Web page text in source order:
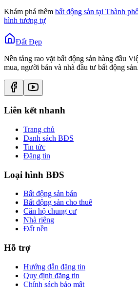
Khám phá thêm bất động sản tại Thành
hình tương tự
Đất Đẹp
Nền tảng rao vặt bất động sản hàng đầu
mua, người bán và nhà đầu tư bất động sản.
Liên kết nhanh
Trang chủ
Danh sách BĐS
Tin tức
Đăng tin
Loại hình BĐS
Bất động sản bán
Bất động sản cho thuê
Căn hộ chung cư
Nhà riêng
Đất nền
Hỗ trợ
Hướng dẫn đăng tin
Quy định đăng tin
Chính sách bảo mật